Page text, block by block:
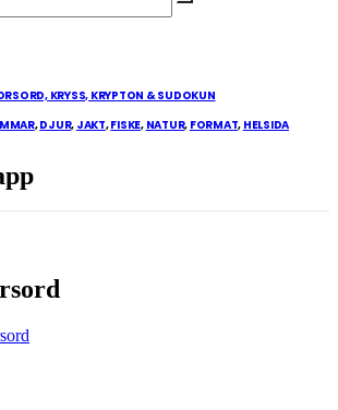
KRYSS, KRYPTON & SUDOKUN
,DJUR, JAKT,FISKE, NATUR, FORMAT, HELSIDA